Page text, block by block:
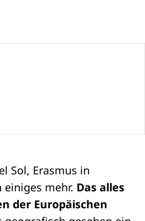
Sol, Erasmus in
einiges mehr. Das alles
der Europäischen